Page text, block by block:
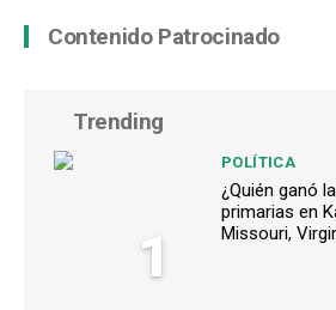
Contenido Patrocinado
Trending
1
POLÍTICA
¿Quién ganó
primarias en
Missouri,